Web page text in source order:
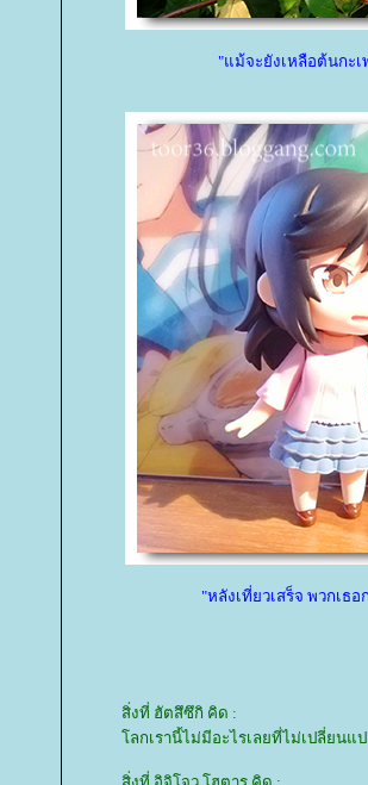
"แม้จะยังเหลือต้นกะ
"หลังเที่ยวเสร็จ พวกเธ
สิ่งที่ ฮัตสึซึกิ คิด :
ลกเรานี้ไม่มีอะไรเลยที่ไม่เปลี่ยนแป